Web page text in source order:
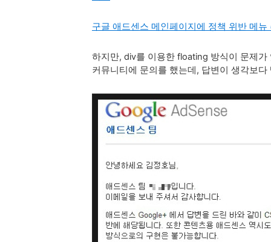
구글 애드센스 메인페이지에 정책 위반 메
하지만, div를 이용한 floating 방식이 문제가
커뮤니티에 문의를 했는데, 답변이 생각보